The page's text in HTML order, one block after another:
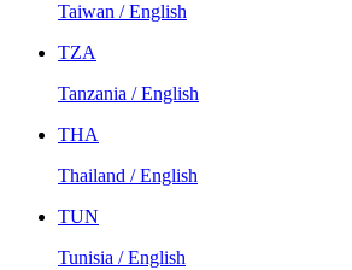
Taiwan / English
TZA
Tanzania / English
THA
Thailand / English
TUN
Tunisia / English